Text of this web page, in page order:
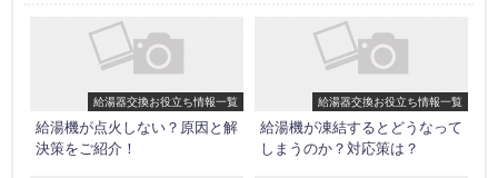
給湯器交換お役立ち情報一覧
給湯機が点火しない？原因と解
決策をご紹介！
給湯器交換お役立ち情報一覧
給湯機が凍結するとどうなって
しまうのか？対応策は？